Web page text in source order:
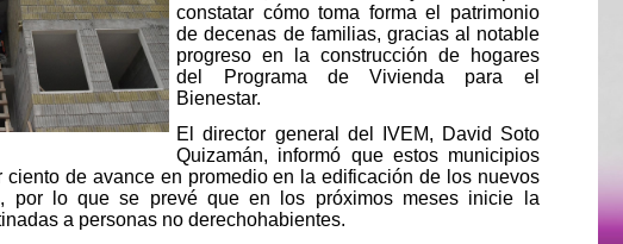
constatar cómo toma forma el patrimonio
de decenas de familias, gracias al notable
progreso en la construcción de hogares
del Programa de Vivienda para el
Bienestar.
El director general del IVEM, David Soto
Quizamán, informó que estos municipios
ciento de avance en promedio en la edificación de los nuevos
por lo que se prevé que en los próximos meses inicie la
a personas no derechohabientes.